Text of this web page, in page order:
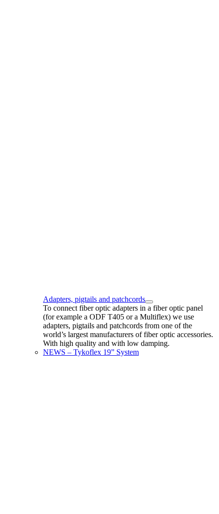
Adapters, pigtails and patchcords
To connect fiber optic adapters in a fiber optic panel
(for example a ODF T405 or a Multiflex) we use
adapters, pigtails and patchcords from one of the
world’s largest manufacturers of fiber optic accessories.
With high quality and with low damping.
NEWS – Tykoflex 19” System